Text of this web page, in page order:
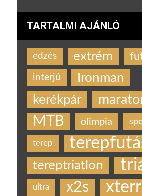
TARTALMI AJÁNLÓ
edzés extrém
interjú
Ironman
kerékpár
MTB olimpia
terep
tereptriatlon
ultra x2s